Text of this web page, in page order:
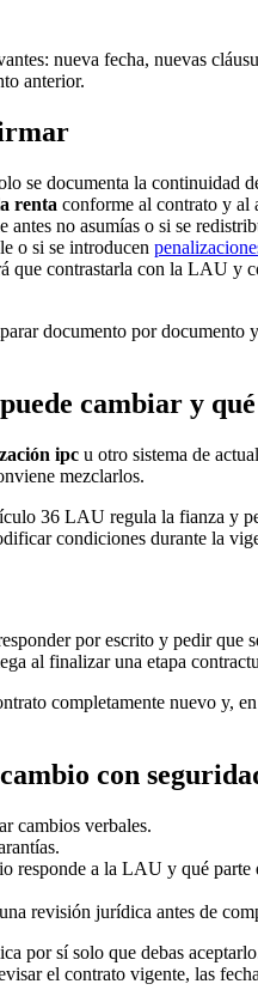
nueva fecha, nuevas
anterior.
se documenta la continuidad
renta conforme al contrato y al
antes no asumías o si se
o si se introducen
que contrastarla con la LAU y
documento por documento
cambiar y
ipc u otro sistema de
mezclarlos.
36 LAU regula la fianza y
condiciones durante la
por escrito y pedir
al finalizar una etapa
completamente nuevo y,
con
cambios verbales.
responde a la LAU y qué parte
revisión jurídica antes de
por sí solo que debas
el contrato vigente, las